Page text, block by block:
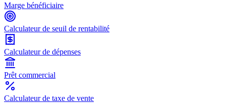
Marge bénéficiaire
Calculateur de seuil de rentabilité
Calculateur de dépenses
Prêt commercial
Calculateur de taxe de vente